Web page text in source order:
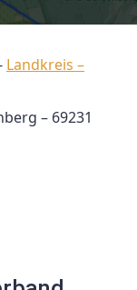
Landkreis –
– 69231